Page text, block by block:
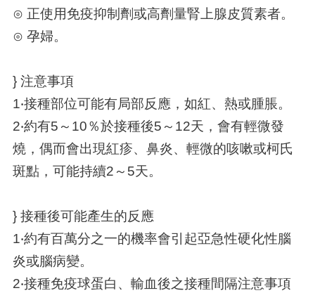
⊙ 正使用免疫抑制劑或高劑量腎上腺皮質素者。
⊙ 孕婦。
} 注意事項
1‧接種部位可能有局部反應，如紅、熱或腫脹。
2‧約有5～10％於接種後5～12天，會有輕微發
燒，偶而會出現紅疹、鼻炎、輕微的咳嗽或柯氏
斑點，可能持續2～5天。
} 接種後可能產生的反應
1‧約有百萬分之一的機率會引起亞急性硬化性腦
炎或腦病變。
2‧接種免疫球蛋白、輸血後之接種間隔注意事項